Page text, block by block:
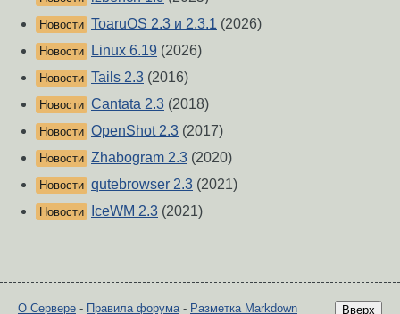
Новости ToaruOS 2.3 и 2.3.1 (2026)
Новости Linux 6.19 (2026)
Новости Tails 2.3 (2016)
Новости Cantata 2.3 (2018)
Новости OpenShot 2.3 (2017)
Новости Zhabogram 2.3 (2020)
Новости qutebrowser 2.3 (2021)
Новости IceWM 2.3 (2021)
Вверх
О Сервере - Правила форума- Разметка Markdown